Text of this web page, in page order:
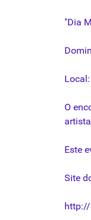
"Dia
Local:
O
Este
Site
http://